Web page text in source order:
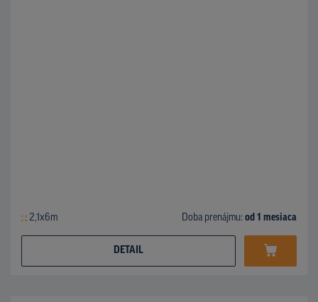
2,1x6m Doba prenájmu: od 1 mesiaca
DETAIL